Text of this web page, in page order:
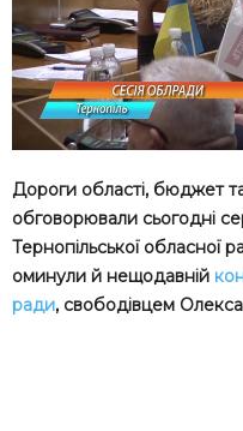
Дороги області, бюджет
обговорювали сьогодні
Тернопільської обласної
оминули й нещодавній
ради, свободівцем